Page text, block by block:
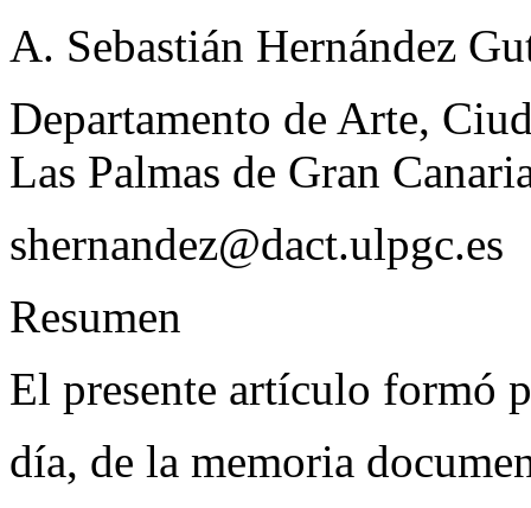
A. Sebastián Hernández
Departamento de Arte,
Las Palmas de Gran
shernandez@dact.ulpgc.es
Resumen
El presente artículo formó
día, de la memoria